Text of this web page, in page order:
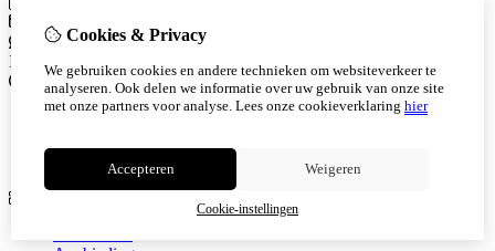
info@schroefwebshop.nl
Whatsapp0615628101
Instagram
Informatie
Algemene voorwaarden
Extra
Cookies & Privacy
We gebruiken cookies en andere technieken om websiteverkeer te
analyseren. Ook delen we informatie over uw gebruik van onze site
met onze partners voor analyse. Lees onze cookieverklaring hier
Accepteren Weigeren
Cookie-instellingen